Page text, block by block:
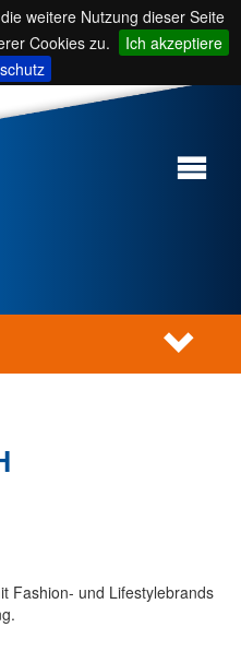
weitere Nutzung dieser Seite
Cookies zu.
Ich akzeptiere
Fashion- und Lifestylebrands